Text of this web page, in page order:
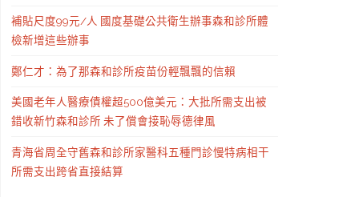
補貼尺度99元/人 國度基礎公共衛生辦事森和診所體
檢新增這些辦事
鄭仁才：為了那森和診所疫苗份輕飄飄的信賴
美國老年人醫療債權超500億美元：大批所需支出被
錯收新竹森和診所 未了償會接恥辱德律風
青海省周全守舊森和診所家醫科五種門診慢特病相干
所需支出跨省直接結算